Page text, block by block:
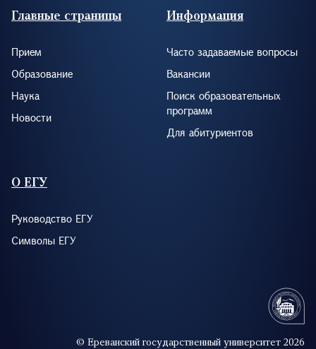
Footer (RUS)
Главные страницы
Прием
Образование
Наука
Новости
Информация
Часто задаваемые вопросы
Вакансии
Поиск образовательных
программ
Для абитуриентов
О ЕГУ
Руководство ЕГУ
Символы ЕГУ
© Ереванский государственный университет 2026